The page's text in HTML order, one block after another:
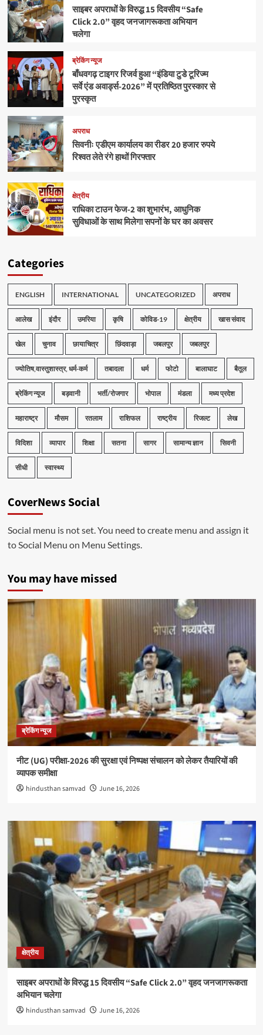
साइबर अपराधों के विरुद्ध 15 दिवसीय “Safe
Click 2.0” वृहद जनजागरूकता अभियान
चलेगा
ब्रेकिंग न्यूज
बाँधवगढ़ टाइगर रिजर्व हुआ “इंडिया टुडे टूरिज्म
सर्वे एंड अवार्ड्स-2026” में प्रतिष्ठित पुरस्कार से
पुरस्कृत
अपराध
सिवनीः एडीएम कार्यालय का रीडर 20 हजार रुपये
रिश्वत लेते रंगे हाथों गिरफ्तार
क्षेत्रीय
राधिका टाउन फेज-2 का शुभारंभ, आधुनिक
सुविधाओं के साथ मिलेगा सपनों के घर का अवसर
Categories
ENGLISH INTERNATIONAL UNCATEGORIZED अपराध
आलेख इंदौर उमरिया कृषि कोविड-19 क्षेत्रीय खास संवाद
खेल चुनाव छायाचित्र छिंदवाड़ा जबलपुर जबलपुर
ज्योतिष,वास्तुशास्त्र, धर्म-कर्म तबादला धर्म फोटो बालाघाट बैतूल
ब्रेकिंग न्यूज बड़वानी भर्ती/रोजगार भोपाल मंडला मध्य प्रदेश
महाराष्ट्र मौसम रतलाम राशिफल राष्ट्रीय रिजल्ट लेख
विदिशा व्यापार शिक्षा सतना सागर सामान्य ज्ञान सिवनी
सीधी स्वास्थ्य
CoverNews Social
Social menu is not set. You need to create menu and assign it
to Social Menu on Menu Settings.
You may have missed
ब्रेकिंग न्यूज
नीट (UG) परीक्षा-2026 की सुरक्षा एवं निष्पक्ष संचालन को लेकर तैयारियों की
व्यापक समीक्षा
hindusthan samvad June 16, 2026
क्षेत्रीय
साइबर अपराधों के विरुद्ध 15 दिवसीय “Safe Click 2.0” वृहद जनजागरूकता
अभियान चलेगा
hindusthan samvad June 16, 2026